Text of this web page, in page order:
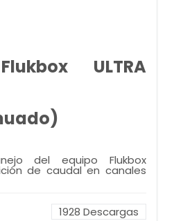
ULTRA
del equipo Flukbox
de caudal en canales
1928 Descargas